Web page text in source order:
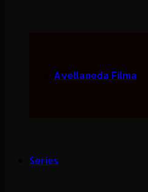
Avellaneda Filma
Series